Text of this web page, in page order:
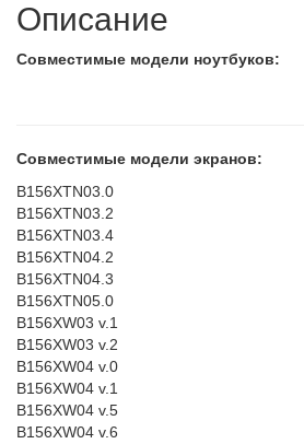
Описание
Совместимые модели ноутбуков:
Совместимые модели экранов:
B156XTN03.0
B156XTN03.2
B156XTN03.4
B156XTN04.2
B156XTN04.3
B156XTN05.0
B156XW03 v.1
B156XW03 v.2
B156XW04 v.0
B156XW04 v.1
B156XW04 v.5
B156XW04 v.6